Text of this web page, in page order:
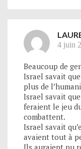
4 juin
Beaucoup de
Israel savait
plus de
Israel savait
feraient le jeu
combattent.
Israel savait
avaient tout à